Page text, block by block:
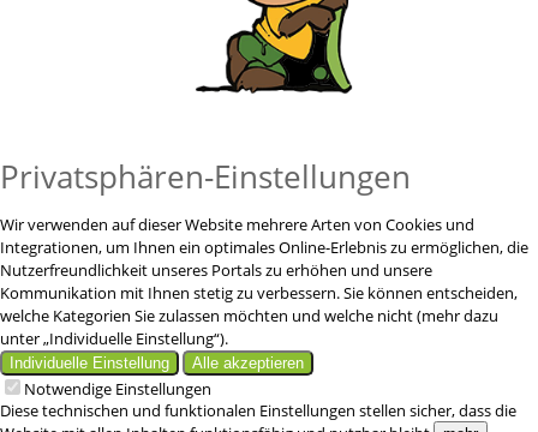
Privatsphären-Einstellungen
Wir verwenden auf dieser Website mehrere Arten von Cookies und
Integrationen, um Ihnen ein optimales Online-Erlebnis zu ermöglichen, die
Nutzerfreundlichkeit unseres Portals zu erhöhen und unsere
Kommunikation mit Ihnen stetig zu verbessern. Sie können entscheiden,
welche Kategorien Sie zulassen möchten und welche nicht (mehr dazu
unter „Individuelle Einstellung“).
Individuelle Einstellung Alle akzeptieren
Notwendige Einstellungen
Diese technischen und funktionalen Einstellungen stellen sicher, dass die